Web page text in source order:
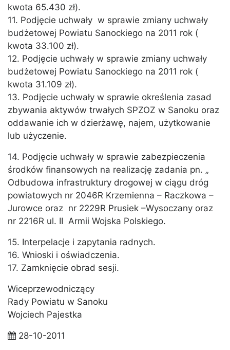
kwota 65.430 zł).
11. Podjęcie uchwały w sprawie zmiany uchwały
budżetowej Powiatu Sanockiego na 2011 rok (
kwota 33.100 zł).
12. Podjęcie uchwały w sprawie zmiany uchwały
budżetowej Powiatu Sanockiego na 2011 rok (
kwota 31.109 zł).
13. Podjęcie uchwały w sprawie określenia zasad
zbywania aktywów trwałych SPZOZ w Sanoku oraz
oddawanie ich w dzierżawę, najem, użytkowanie
lub użyczenie.
14. Podjęcie uchwały w sprawie zabezpieczenia
środków finansowych na realizację zadania pn. „
Odbudowa infrastruktury drogowej w ciągu dróg
powiatowych nr 2046R Krzemienna – Raczkowa –
Jurowce oraz nr 2229R Prusiek –Wysoczany oraz
nr 2216R ul. II Armii Wojska Polskiego.
15. Interpelacje i zapytania radnych.
16. Wnioski i oświadczenia.
17. Zamknięcie obrad sesji.
Wiceprzewodniczący
Rady Powiatu w Sanoku
Wojciech Pajestka
28-10-2011